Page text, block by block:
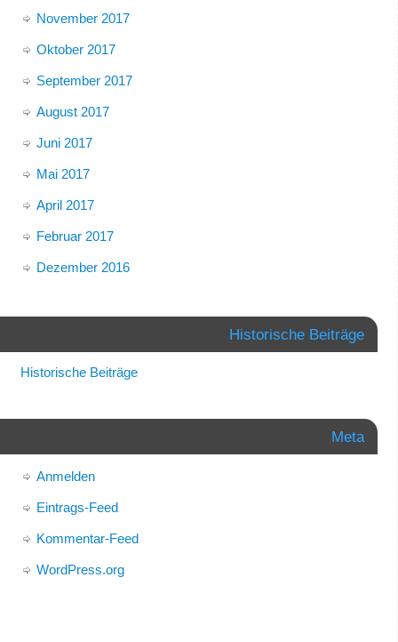
November 2017
Oktober 2017
September 2017
August 2017
Juni 2017
Mai 2017
April 2017
Februar 2017
Dezember 2016
Historische Beiträge
Historische Beiträge
Meta
Anmelden
Eintrags-Feed
Kommentar-Feed
WordPress.org